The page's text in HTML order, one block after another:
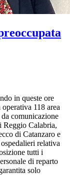
in queste ore
118 area
comunicazione
Reggio Calabria,
di Catanzaro e
relativa
tutti i
di reparto
solo